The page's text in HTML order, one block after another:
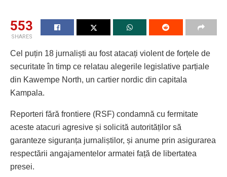
553
SHARES
Cel puțin 18 jurnaliști au fost atacați violent de forțele de
securitate în timp ce relatau alegerile legislative parțiale
din Kawempe North, un cartier nordic din capitala
Kampala.
Reporteri fără frontiere (RSF) condamnă cu fermitate
aceste atacuri agresive și solicită autorităților să
garanteze siguranța jurnaliștilor, și anume prin asigurarea
respectării angajamentelor armatei față de libertatea
presei.